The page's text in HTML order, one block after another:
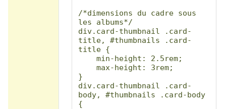
/*dimensions du cadre sous
les albums*/
div.card-thumbnail .card-
title, #thumbnails .card-
title {
}
div.card-thumbnail .card-
body, #thumbnails .card-body
{